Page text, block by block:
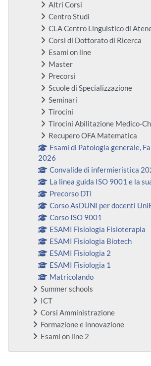
Altri Corsi
Centro Studi
CLA Centro Linguistico di
Corsi di Dottorato di Ricerca
Esami on line
Master
Precorsi
Scuole di Specializzazione
Seminari
Tirocini
Tirocini Abilitazione Medico-
Recupero OFA Matematica
Esami di Patologia generale,
2026
Convalide di infermieristica
La linea guida ISO 9001 e la
Precorso DTI
Corso AsDUNI per docenti
Corso ISO 9001
ESAMI Fisiologia Fisioterapia
ESAMI Fisiologia Biotech
ESAMI Fisiologia 2
ESAMI Fisiologia 1
Matricolando
Summer schools
ICT
Corsi Amministrazione
Formazione e innovazione
Esami on line 2